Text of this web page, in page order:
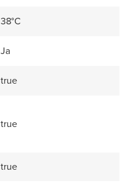
38°C
Ja
true
true
true